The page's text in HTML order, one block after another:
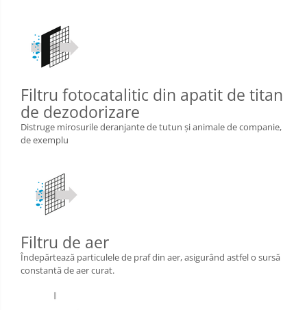
Filtru fotocatalitic din apatit de titan
de dezodorizare
Distruge mirosurile deranjante de tutun și animale de companie,
de exemplu
Filtru de aer
Îndepărtează particulele de praf din aer, asigurând astfel o sursă
constantă de aer curat.